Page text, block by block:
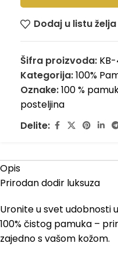
Dodaj u listu želja
Šifra proizvoda:
Kategorija:100%
Oznake:100 %
posteljina
Delite:
Opis
Prirodan dodir luksuza
Uronite u svet udobnosti
100% čistog pamuka –
zajedno s vašom kožom.